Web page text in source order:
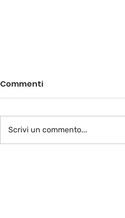
A voi la parola…
Commenti
Scrivi un commento...